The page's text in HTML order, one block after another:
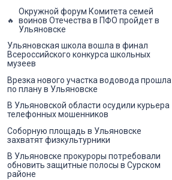
Окружной форум Комитета семей
воинов Отечества в ПФО пройдет в
Ульяновске
Ульяновская школа вошла в финал
Всероссийского конкурса школьных
музеев
Врезка нового участка водовода прошла
по плану в Ульяновске
В Ульяновской области осудили курьера
телефонных мошенников
Соборную площадь в Ульяновске
захватят физкультурники
В Ульяновске прокуроры потребовали
обновить защитные полосы в Сурском
районе